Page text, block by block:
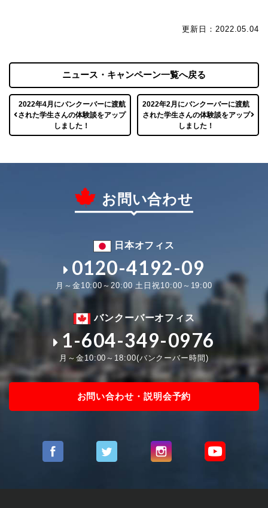
更新日：2022.05.04
2022年4月にバンクーバーに渡航
された学生さんの体験談をアップ
しました！
ニュース・キャンペーン一覧へ戻る
2022年2月にバンクーバーに渡航
された学生さんの体験談をアップ
しました！
お問い合わせ
日本オフィス
0120-4192-09
月～金10:00～20:00 土日祝10:00～19:00
バンクーバーオフィス
1-604-349-0976
月～金10:00～18:00(バンクーバー時間)
お問い合わせ・説明会予約